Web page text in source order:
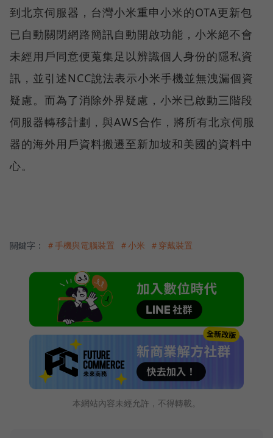
到北京伺服器，台灣小米重申小米的OTA更新包
已自動關閉網路簡訊自動開啟功能，小米絕不會
未經用戶同意便蒐集足以辨識個人身份的隱私資
訊，並引述NCC說法表示小米手機並無洩漏個資
疑慮。而為了消除外界疑慮，小米已啟動三階段
伺服器轉移計劃，與AWS合作，將所有北京伺服
器的海外用戶資料搬遷至新加坡和美國的資料中
心。
關鍵字： ＃手機與電腦裝置 ＃小米 ＃穿戴裝置
本網站內容未經允許，不得轉載。